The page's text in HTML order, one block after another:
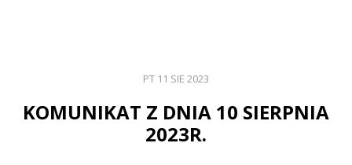
PT 11 SIE 2023
KOMUNIKAT Z DNIA 10 SIERPNIA
2023R.